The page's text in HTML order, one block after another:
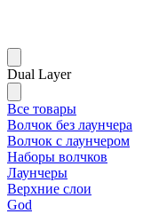
Dual Layer
Все товары
Волчок без лаунчера
Волчок с лаунчером
Наборы волчков
Лаунчеры
Верхние слои
God